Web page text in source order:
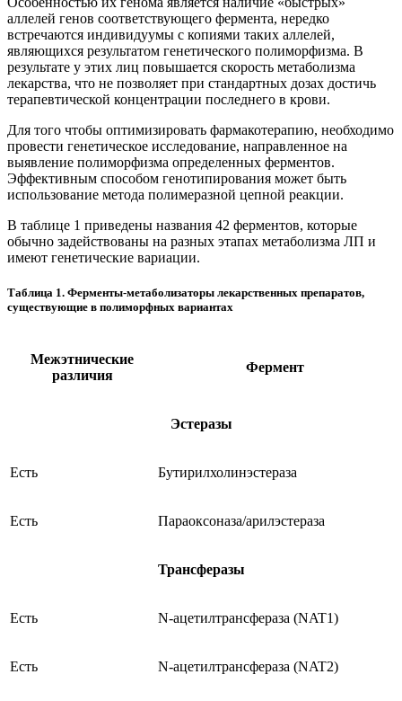
аллелей генов соответствующего фермента, нередко
встречаются индивидуумы с копиями таких аллелей,
являющихся результатом генетического полиморфизма. В
результате у этих лиц повышается скорость метаболизма
лекарства, что не позволяет при стандартных дозах достичь
терапевтической концентрации последнего в крови.
Для того чтобы оптимизировать фармакотерапию, необходимо
провести генетическое исследование, направленное на
выявление полиморфизма определенных ферментов.
Эффективным способом генотипирования может быть
использование метода полимеразной цепной реакции.
В таблице 1 приведены названия 42 ферментов, которые
обычно задействованы на разных этапах метаболизма ЛП и
имеют генетические вариации.
Таблица 1. Ферменты-метаболизаторы лекарственных препаратов,
существующие в полиморфных вариантах
Межэтнические
различия
Фермент
Эстеразы
Есть Бутирилхолинэстераза
Есть Параоксоназа/арилэстераза
Трансферазы
Есть N-ацетилтрансфераза (NAT1)
Есть N-ацетилтрансфераза (NAT2)